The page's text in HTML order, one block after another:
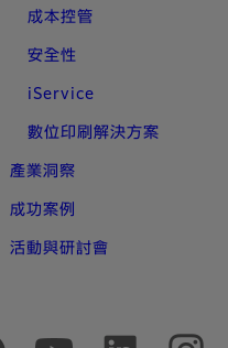
成本控管
安全性
iService
數位印刷解決方案
產業洞察
成功案例
活動與研討會
社群媒體帳號